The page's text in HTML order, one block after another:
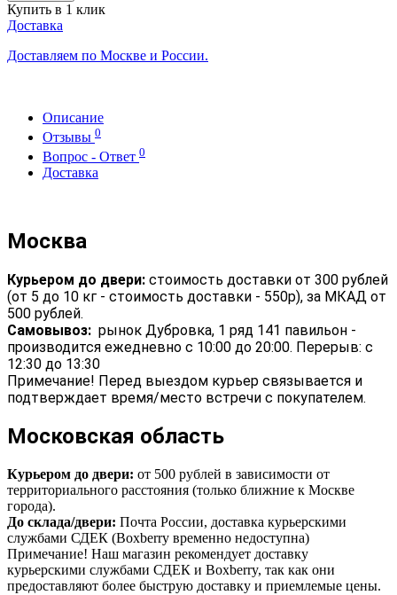
Купить в 1 клик
Доставка
Доставляем по Москве и России.
Описание
Отзывы 0
Вопрос - Ответ 0
Доставка
Москва
Курьером до двери: стоимость доставки от 300 рублей
(от 5 до 10 кг - стоимость доставки - 550р), за МКАД от
500 рублей.
Самовывоз: рынок Дубровка, 1 ряд 141 павильон -
производится ежедневно с 10:00 до 20:00. Перерыв: с
12:30 до 13:30
Примечание! Перед выездом курьер связывается и
подтверждает время/место встречи с покупателем.
Московская область
Курьером до двери: от 500 рублей в зависимости от
территориального расстояния (только ближние к Москве
города).
До склада/двери: Почта России, доставка курьерскими
службами СДЕК (Boxberry временно недоступна)
Примечание! Наш магазин рекомендует доставку
курьерскими службами СДЕК и Boxberry, так как они
предоставляют более быструю доставку и приемлемые цены.